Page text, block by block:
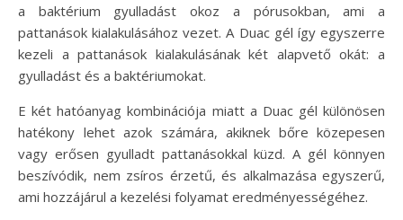
a baktérium gyulladást okoz a pórusokban, ami a
pattanások kialakulásához vezet. A Duac gél így egyszerre
kezeli a pattanások kialakulásának két alapvető okát: a
gyulladást és a baktériumokat.
E két hatóanyag kombinációja miatt a Duac gél különösen
hatékony lehet azok számára, akiknek bőre közepesen
vagy erősen gyulladt pattanásokkal küzd. A gél könnyen
beszívódik, nem zsíros érzetű, és alkalmazása egyszerű,
ami hozzájárul a kezelési folyamat eredményességéhez.